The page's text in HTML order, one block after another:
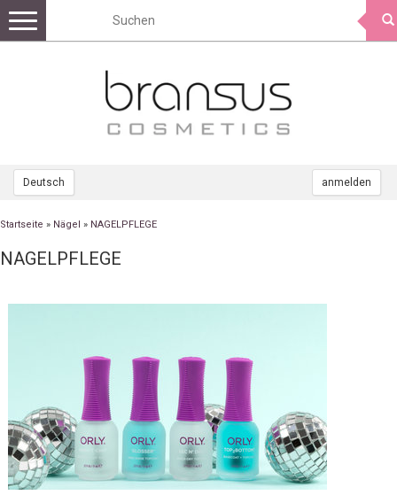
Deutsch anmelden
Toggle
navigation
Startseite » Nägel » NAGELPFLEGE
NAGELPFLEGE